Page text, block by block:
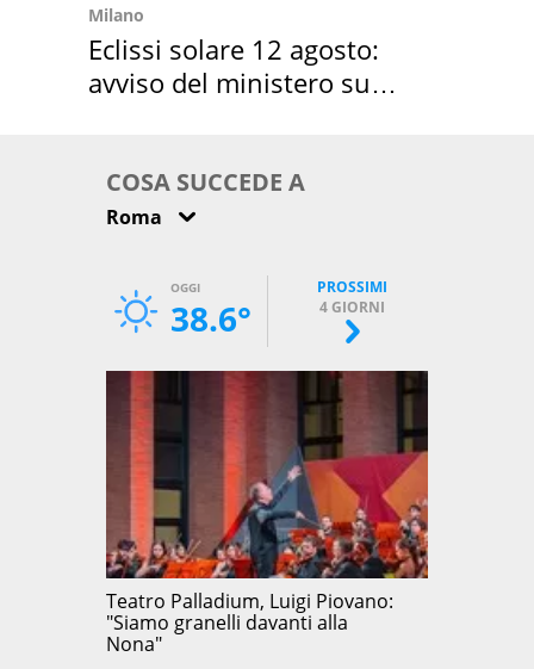
Milano
Eclissi solare 12 agosto:
avviso del ministero su